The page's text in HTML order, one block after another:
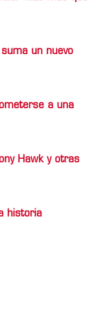
un nuevo
a una
Hawk y otras
historia